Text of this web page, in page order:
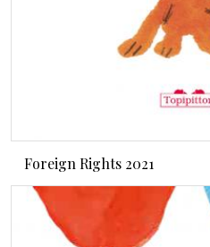
Foreign Rights 2021